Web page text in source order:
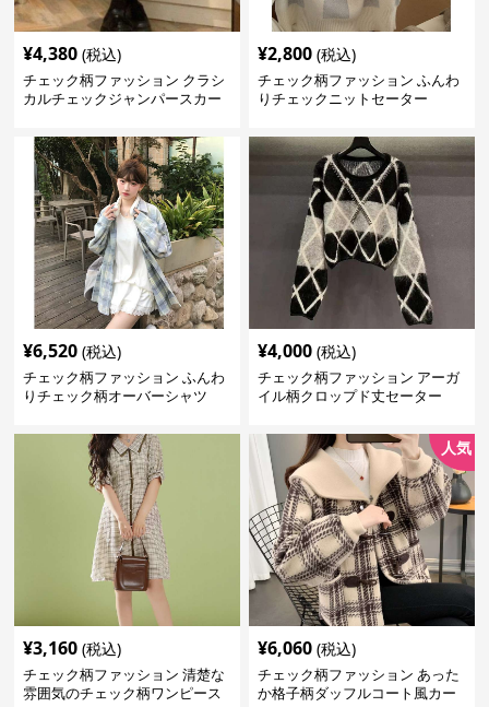
¥4,380 (税込)
チェック柄ファッション クラシ
カルチェックジャンパースカー
¥2,800 (税込)
チェック柄ファッション ふんわ
りチェックニットセーター
¥6,520 (税込)
チェック柄ファッション ふんわ
りチェック柄オーバーシャツ
¥4,000 (税込)
チェック柄ファッション アーガ
イル柄クロップド丈セーター
¥3,160 (税込)
チェック柄ファッション 清楚な
雰囲気のチェック柄ワンピース
人気
¥6,060 (税込)
チェック柄ファッション あった
か格子柄ダッフルコート風カー